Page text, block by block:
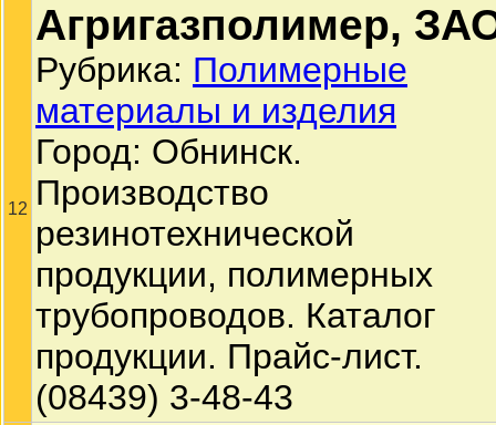
12
Агригазполимер,
Рубрика: Полимерные
материалы и изделия
Город: Обнинск.
Производство
резинотехнической
продукции, полимерных
трубопроводов. Каталог
продукции. Прайс-лист.
(08439) 3-48-43